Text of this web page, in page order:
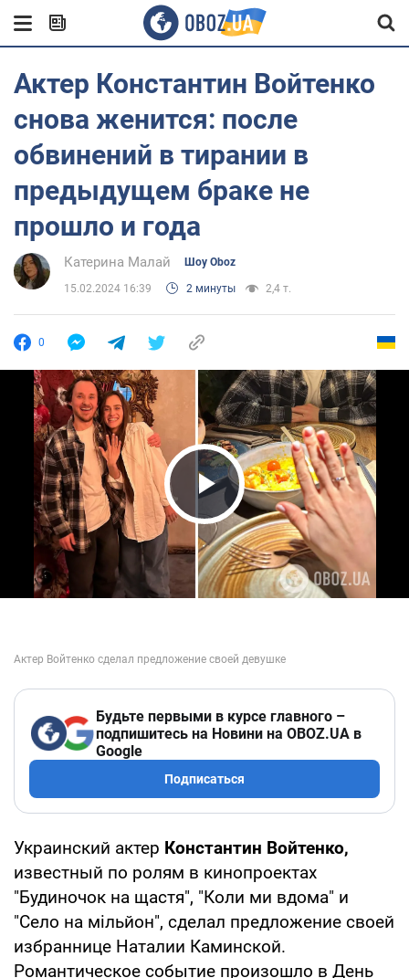
Актер Константин Войтенко
снова женится: после
обвинений в тирании в
предыдущем браке не
прошло и года
Катерина Малай Шоу Oboz
15.02.2024 16:39 2 минуты 2,4 т.
0
Play Video
Будьте первыми в курсе главного –
подпишитесь на Новини на OBOZ.UA в
Google
Подписаться
Украинский актер Константин Войтенко,
известный по ролям в кинопроектах
"Будиночок на щастя", "Коли ми вдома" и
"Село на мільйон", сделал предложение своей
избраннице Наталии Каминской.
Романтическое событие произошло в День